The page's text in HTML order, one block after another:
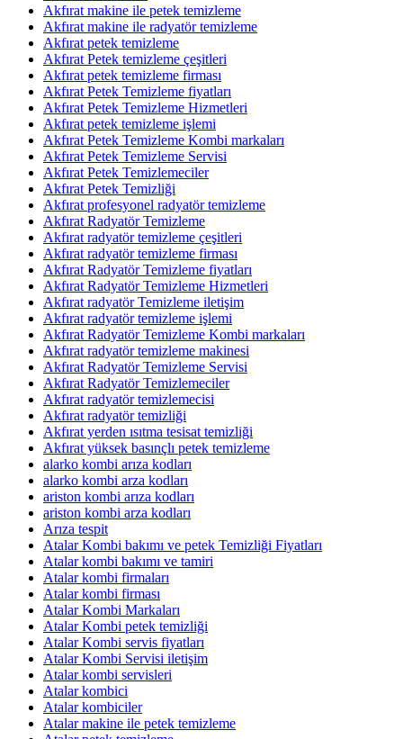
Akfırat makine ile petek temizleme
Akfırat makine ile radyatör temizleme
Akfırat petek temizleme
Akfırat Petek temizleme çeşitleri
Akfırat petek temizleme firması
Akfırat Petek Temizleme fiyatları
Akfırat Petek Temizleme Hizmetleri
Akfırat petek temizleme işlemi
Akfırat Petek Temizleme Kombi markaları
Akfırat Petek Temizleme Servisi
Akfırat Petek Temizlemeciler
Akfırat Petek Temizliği
Akfırat profesyonel radyatör temizleme
Akfırat Radyatör Temizleme
Akfırat radyatör temizleme çeşitleri
Akfırat radyatör temizleme firması
Akfırat Radyatör Temizleme fiyatları
Akfırat Radyatör Temizleme Hizmetleri
Akfırat radyatör Temizleme iletişim
Akfırat radyatör temizleme işlemi
Akfırat Radyatör Temizleme Kombi markaları
Akfırat radyatör temizleme makinesi
Akfırat Radyatör Temizleme Servisi
Akfırat Radyatör Temizlemeciler
Akfırat radyatör temizlemecisi
Akfırat radyatör temizliği
Akfırat yerden ısıtma tesisat temizliği
Akfırat yüksek basınçlı petek temizleme
alarko kombi arıza kodları
alarko kombi arza kodları
ariston kombi arıza kodları
ariston kombi arza kodları
Arıza tespit
Atalar Kombi bakımı ve petek Temizliği Fiyatları
Atalar kombi bakımı ve tamiri
Atalar kombi firmaları
Atalar kombi firması
Atalar Kombi Markaları
Atalar Kombi petek temizliği
Atalar Kombi servis fiyatları
Atalar Kombi Servisi iletişim
Atalar kombi servisleri
Atalar kombici
Atalar kombiciler
Atalar makine ile petek temizleme